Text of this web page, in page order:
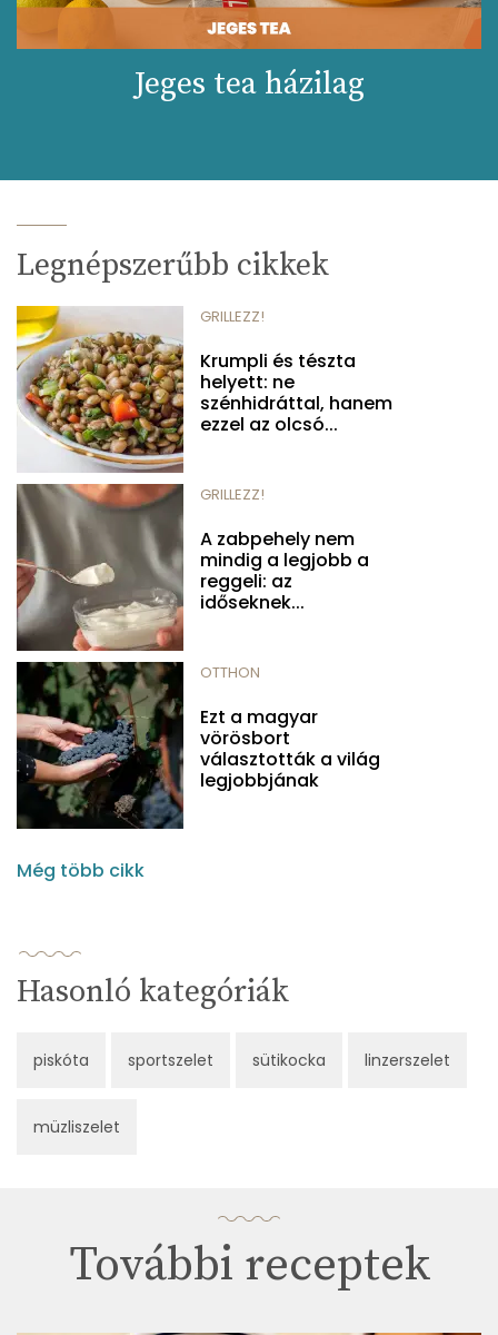
Jeges tea házilag
Legnépszerűbb cikkek
GRILLEZZ!
Krumpli és tészta
helyett: ne
szénhidráttal, hanem
ezzel az olcsó...
GRILLEZZ!
A zabpehely nem
mindig a legjobb a
reggeli: az
időseknek...
OTTHON
Ezt a magyar
vörösbort
választották a világ
legjobbjának
Még több cikk
Hasonló kategóriák
piskóta sportszelet sütikocka linzerszelet
müzliszelet
További receptek